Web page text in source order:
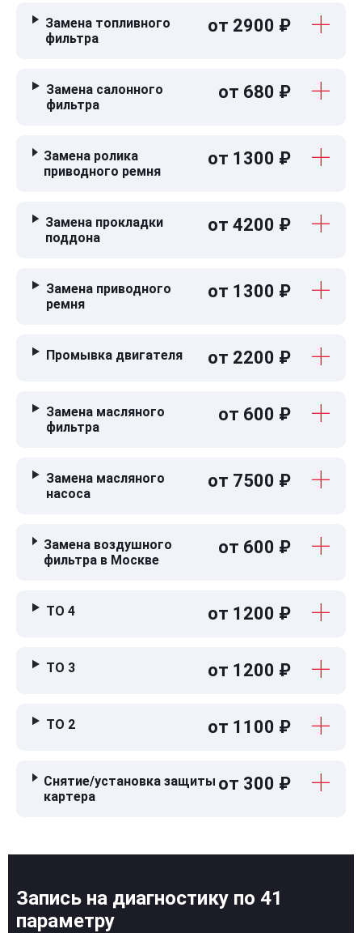
Замена топливного
фильтра
от 2900 ₽
Замена салонного
фильтра
от 680 ₽
Замена ролика
приводного ремня
от 1300 ₽
Замена прокладки
поддона
от 4200 ₽
Замена приводного
ремня
от 1300 ₽
Промывка двигателя от 2200 ₽
Замена масляного
фильтра
от 600 ₽
Замена масляного
насоса
от 7500 ₽
Замена воздушного
фильтра в Москве
от 600 ₽
ТО 4 от 1200 ₽
ТО 3 от 1200 ₽
ТО 2 от 1100 ₽
Снятие/установка защиты
картера
от 300 ₽
Запись на диагностику по 41
параметру